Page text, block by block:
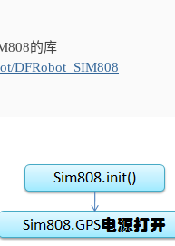
的库
DFRobot_SIM808